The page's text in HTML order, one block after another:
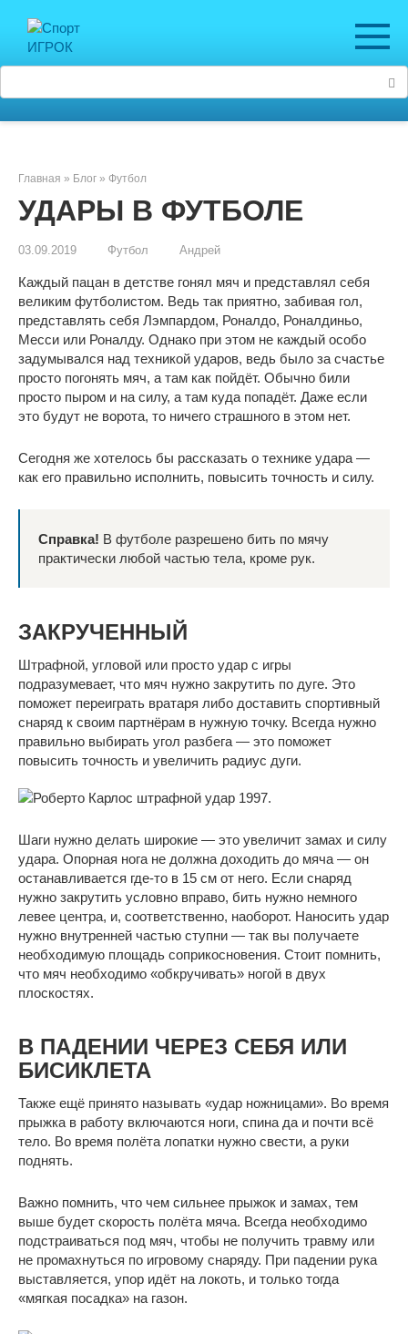
контенту
Главная » Блог » Футбол
УДАРЫ В ФУТБОЛЕ
03.09.2019 Футбол Андрей
Каждый пацан в детстве гонял мяч и представлял себя
великим футболистом. Ведь так приятно, забивая гол,
представлять себя Лэмпардом, Роналдо, Роналдиньо,
Месси или Роналду. Однако при этом не каждый особо
задумывался над техникой ударов, ведь было за счастье
просто погонять мяч, а там как пойдёт. Обычно били
просто пыром и на силу, а там куда попадёт. Даже если
это будут не ворота, то ничего страшного в этом нет.
Сегодня же хотелось бы рассказать о технике удара —
как его правильно исполнить, повысить точность и силу.
Справка! В футболе разрешено бить по мячу
практически любой частью тела, кроме рук.
ЗАКРУЧЕННЫЙ
Штрафной, угловой или просто удар с игры
подразумевает, что мяч нужно закрутить по дуге. Это
поможет переиграть вратаря либо доставить спортивный
снаряд к своим партнёрам в нужную точку. Всегда нужно
правильно выбирать угол разбега — это поможет
повысить точность и увеличить радиус дуги.
Шаги нужно делать широкие — это увеличит замах и силу
удара. Опорная нога не должна доходить до мяча — он
останавливается где-то в 15 см от него. Если снаряд
нужно закрутить условно вправо, бить нужно немного
левее центра, и, соответственно, наоборот. Наносить удар
нужно внутренней частью ступни — так вы получаете
необходимую площадь соприкосновения. Стоит помнить,
что мяч необходимо «обкручивать» ногой в двух
плоскостях.
В ПАДЕНИИ ЧЕРЕЗ СЕБЯ ИЛИ
БИСИКЛЕТА
Также ещё принято называть «удар ножницами». Во время
прыжка в работу включаются ноги, спина да и почти всё
тело. Во время полёта лопатки нужно свести, а руки
поднять.
Важно помнить, что чем сильнее прыжок и замах, тем
выше будет скорость полёта мяча. Всегда необходимо
подстраиваться под мяч, чтобы не получить травму или
не промахнуться по игровому снаряду. При падении рука
выставляется, упор идёт на локоть, и только тогда
«мягкая посадка» на газон.